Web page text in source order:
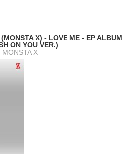
X) - LOVE ME - EP ALBUM
ON YOU VER.)
MONSTA X